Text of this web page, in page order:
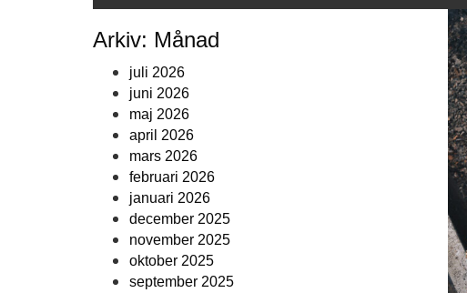
Arkiv: Månad
juli 2026
juni 2026
maj 2026
april 2026
mars 2026
februari 2026
januari 2026
december 2025
november 2025
oktober 2025
september 2025